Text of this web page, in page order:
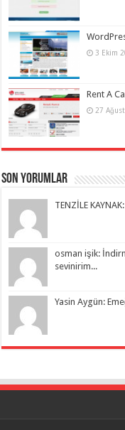
3 Ekim
Rent A
27
Son Yorumlar
TENZİLE
osman işik:
sevinirim...
Yasin Aygün: